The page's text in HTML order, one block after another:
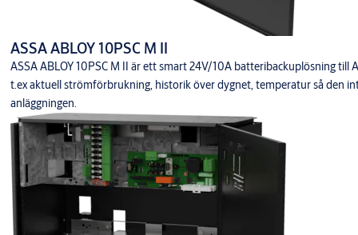
ASSA ABLOY 10PSC M II
ASSA ABLOY 10PSC M II är ett smart 24V/10A batteribackuplösning
t.ex aktuell strömförbrukning, historik över dygnet, temperatur så den
anläggningen.